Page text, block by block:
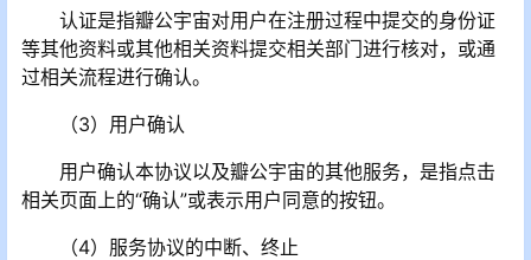
认证是指瓣公宇宙对用户在注册过程中提交的身份证
等其他资料或其他相关资料提交相关部门进行核对，或通
过相关流程进行确认。
（3）用户确认
用户确认本协议以及瓣公宇宙的其他服务，是指点击
相关页面上的“确认”或表示用户同意的按钮。
（4）服务协议的中断、终止